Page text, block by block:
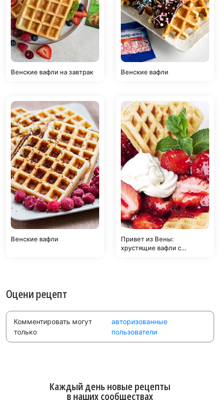
Венские вафли на завтрак Венские вафли
Венские вафли
Привет из Вены:
хрустящие вафли с
Оцени рецепт
Комментировать могут
только
авторизованные
пользователи
Каждый день новые рецепты
в наших сообществах